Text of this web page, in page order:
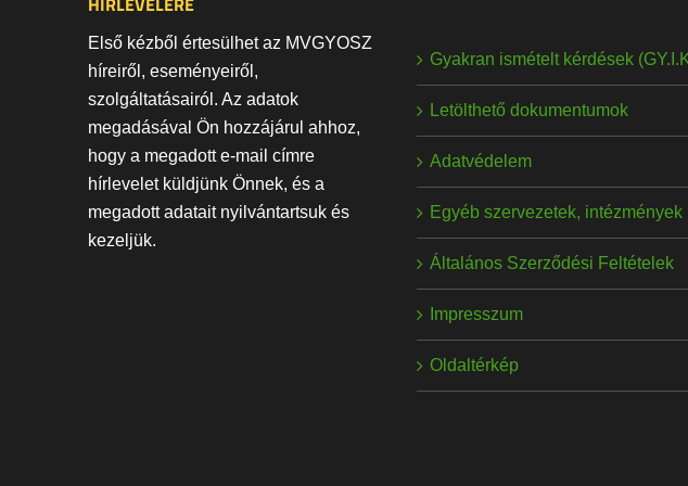
Első kézből értesülhet az MVGYOSZ
híreiről, eseményeiről,
szolgáltatásairól. Az adatok
megadásával Ön hozzájárul ahhoz,
hogy a megadott e-mail címre
hírlevelet küldjünk Önnek, és a
megadott adatait nyilvántartsuk és
kezeljük.
Gyakran ismételt kérdések
Letölthető dokumentumok
Adatvédelem
Egyéb szervezetek, intézmények
Általános Szerződési Feltételek
Impresszum
Oldaltérkép